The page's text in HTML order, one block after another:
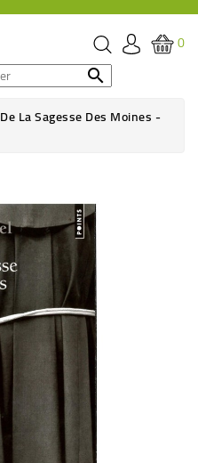
0

La Sagesse Des Moines -